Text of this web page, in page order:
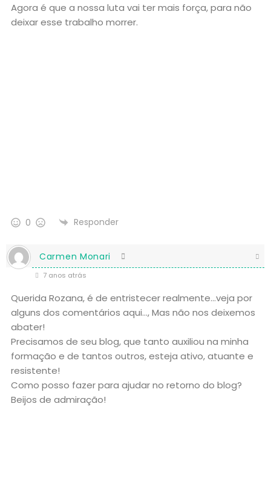
Agora é que a nossa luta vai ter mais força, para não
deixar esse trabalho morrer.
0 Responder
Carmen Monari
7 anos atrás
Querida Rozana, é de entristecer realmente…veja por
alguns dos comentários aqui…, Mas não nos deixemos
abater!
Precisamos de seu blog, que tanto auxiliou na minha
formação e de tantos outros, esteja ativo, atuante e
resistente!
Como posso fazer para ajudar no retorno do blog?
Beijos de admiração!